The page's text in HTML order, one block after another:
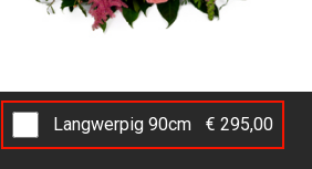
Langwerpig 90cm € 295,00